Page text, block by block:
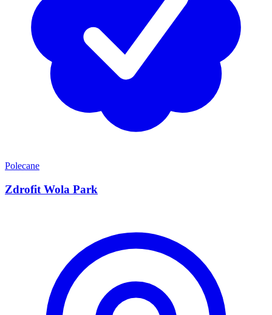
Polecane
Zdrofit Wola Park